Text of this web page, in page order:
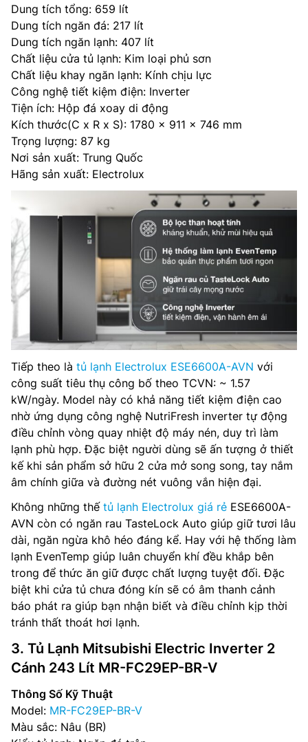
Dung tích tổng: 659 lít
Dung tích ngăn đá: 217 lít
Dung tích ngăn lạnh: 407 lít
Chất liệu cửa tủ lạnh: Kim loại phủ sơn
Chất liệu khay ngăn lạnh: Kính chịu lực
Công nghệ tiết kiệm điện: Inverter
Tiện ích: Hộp đá xoay di động
Kích thước(C x R x S): 1780 x 911 x 746 mm
Trọng lượng: 87 kg
Nơi sản xuất: Trung Quốc
Hãng sản xuất: Electrolux
Tiếp theo là tủ lạnh Electrolux ESE6600A-AVN với
công suất tiêu thụ công bố theo TCVN: ~ 1.57
kW/ngày. Model này có khả năng tiết kiệm điện cao
nhờ ứng dụng công nghệ NutriFresh inverter tự động
điều chỉnh vòng quay nhiệt độ máy nén, duy trì làm
lạnh phù hợp. Đặc biệt người dùng sẽ ấn tượng ở thiết
kế khi sản phẩm sở hữu 2 cửa mở song song, tay nắm
âm chính giữa và đường nét vuông vắn hiện đại.
Không những thế tủ lạnh Electrolux giá rẻ ESE6600A-
AVN còn có ngăn rau TasteLock Auto giúp giữ tươi lâu
dài, ngăn ngừa khô héo đáng kể. Hay với hệ thống làm
lạnh EvenTemp giúp luân chuyển khí đều khắp bên
trong để thức ăn giữ được chất lượng tuyệt đối. Đặc
biệt khi cửa tủ chưa đóng kín sẽ có âm thanh cảnh
báo phát ra giúp bạn nhận biết và điều chỉnh kịp thời
tránh thất thoát hơi lạnh.
3. Tủ Lạnh Mitsubishi Electric Inverter 2
Cánh 243 Lít MR-FC29EP-BR-V
Thông Số Kỹ Thuật
Model: MR-FC29EP-BR-V
Màu sắc: Nâu (BR)